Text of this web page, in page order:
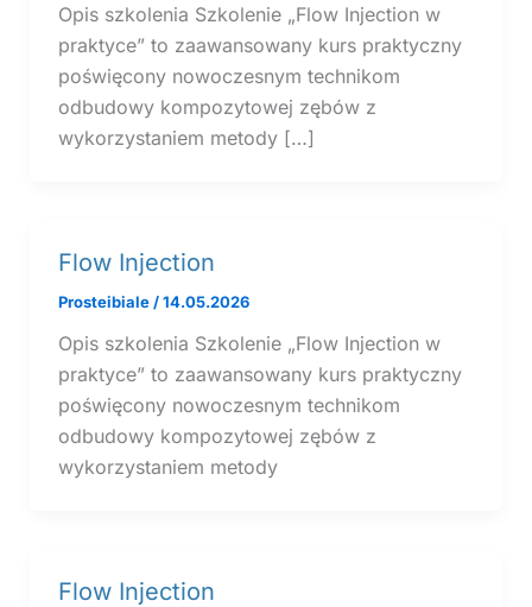
Opis szkolenia Szkolenie „Flow Injection w
praktyce” to zaawansowany kurs praktyczny
poświęcony nowoczesnym technikom
odbudowy kompozytowej zębów z
wykorzystaniem metody […]
Flow Injection
Prosteibiale /14.05.2026
Opis szkolenia Szkolenie „Flow Injection w
praktyce” to zaawansowany kurs praktyczny
poświęcony nowoczesnym technikom
odbudowy kompozytowej zębów z
wykorzystaniem metody
Flow Injection